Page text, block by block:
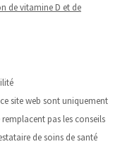
de vitamine D et de
site web sont uniquement
pas les conseils
de soins de santé